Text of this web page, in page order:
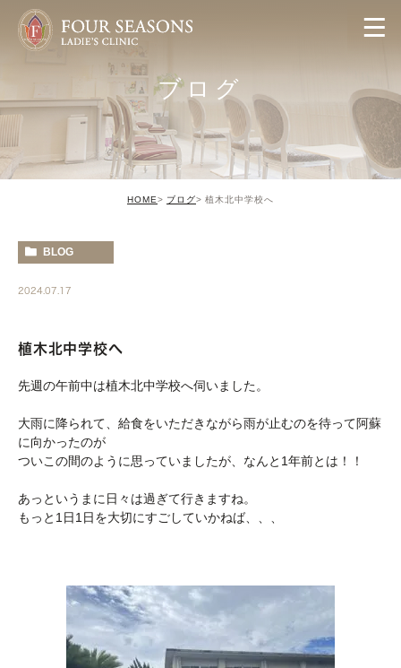
ブログ
HOME ブログ 植木北中学校へ
BLOG
2024.07.17
植木北中学校へ
先週の午前中は植木北中学校へ伺いました。
大雨に降られて、給食をいただきながら雨が止むのを待って阿蘇
に向かったのが
ついこの間のように思っていましたが、なんと1年前とは！！
あっというまに日々は過ぎて行きますね。
もっと1日1日を大切にすごしていかねば、、、